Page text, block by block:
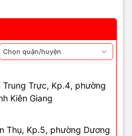
Trung Trực, Kp.4, phường
Kiên Giang
Thụ, Kp.5, phường Dương